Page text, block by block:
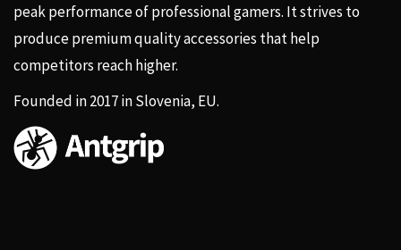
peak performance of professional gamers. It strives to
produce premium quality accessories that help
competitors reach higher.
Founded in 2017 in Slovenia, EU.